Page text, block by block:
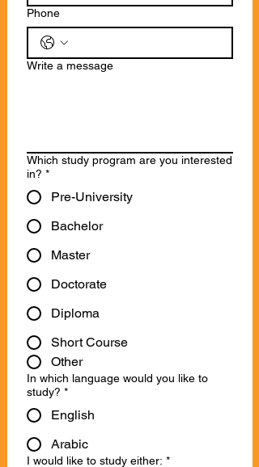
Phone
Write a message
Which study program are you interested
in? *
Pre-University
Bachelor
Master
Doctorate
Diploma
Short Course
Other
In which language would you like to
study? *
English
Arabic
I would like to study either: *